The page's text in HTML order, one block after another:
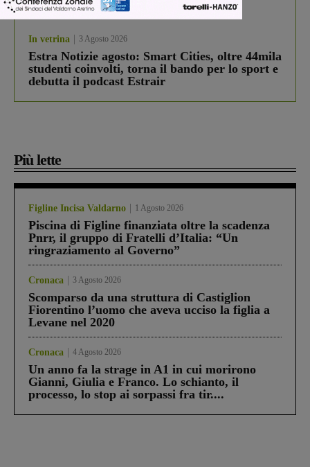
In vetrina 3 Agosto 2026
Estra Notizie agosto: Smart Cities, oltre 44mila
studenti coinvolti, torna il bando per lo sport e
debutta il podcast Estrair
Più lette
Figline Incisa Valdarno 1 Agosto 2026
Piscina di Figline finanziata oltre la scadenza
Pnrr, il gruppo di Fratelli d’Italia: “Un
ringraziamento al Governo”
Cronaca 3 Agosto 2026
Scomparso da una struttura di Castiglion
Fiorentino l’uomo che aveva ucciso la figlia a
Levane nel 2020
Cronaca 4 Agosto 2026
Un anno fa la strage in A1 in cui morirono
Gianni, Giulia e Franco. Lo schianto, il
processo, lo stop ai sorpassi fra tir....